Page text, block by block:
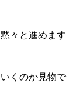
々と進めます
くのか見物で